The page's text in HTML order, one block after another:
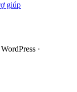
giúp
WordPress ·